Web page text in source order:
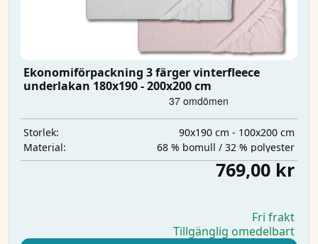
Ekonomiförpackning 3 färger vinterfleece
underlakan 180x190 - 200x200 cm
Storlek:
90x190 cm - 100x200 cm
Material:
68 % bomull / 32 % polyester
769,00 kr
Fri frakt
Tillgänglig omedelbart